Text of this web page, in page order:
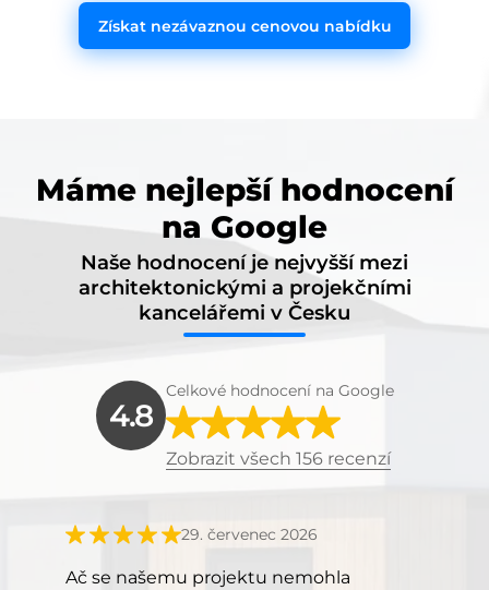
Získat nezávaznou cenovou nabídku
Máme nejlepší hodnocení
na Google
Naše hodnocení je nejvyšší mezi
architektonickými a projekčními
kancelářemi v Česku
4.8
Celkové hodnocení na Google
Zobrazit všech 156 recenzí
29. červenec 2026
Ač se našemu projektu nemohla